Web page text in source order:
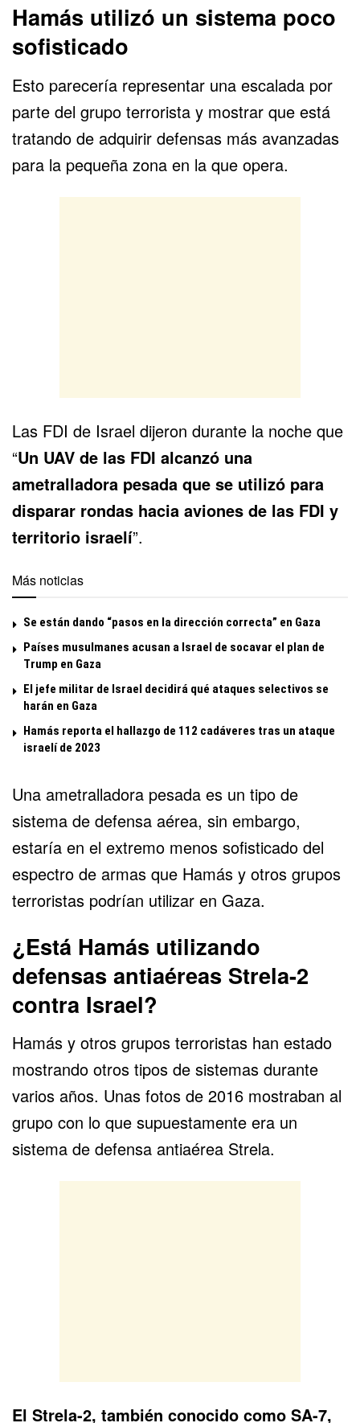
Hamás utilizó un sistema poco
sofisticado
Esto parecería representar una escalada por
parte del grupo terrorista y mostrar que está
tratando de adquirir defensas más avanzadas
para la pequeña zona en la que opera.
Las FDI de Israel dijeron durante la noche que
“Un UAV de las FDI alcanzó una
ametralladora pesada que se utilizó para
disparar rondas hacia aviones de las FDI y
territorio israelí”.
Más noticias
Se están dando “pasos en la dirección correcta” en Gaza
Países musulmanes acusan a Israel de socavar el plan de
Trump en Gaza
El jefe militar de Israel decidirá qué ataques selectivos se
harán en Gaza
Hamás reporta el hallazgo de 112 cadáveres tras un ataque
israelí de 2023
Una ametralladora pesada es un tipo de
sistema de defensa aérea, sin embargo,
estaría en el extremo menos sofisticado del
espectro de armas que Hamás y otros grupos
terroristas podrían utilizar en Gaza.
¿Está Hamás utilizando
defensas antiaéreas Strela-2
contra Israel?
Hamás y otros grupos terroristas han estado
mostrando otros tipos de sistemas durante
varios años. Unas fotos de 2016 mostraban al
grupo con lo que supuestamente era un
sistema de defensa antiaérea Strela.
El Strela-2, también conocido como SA-7,